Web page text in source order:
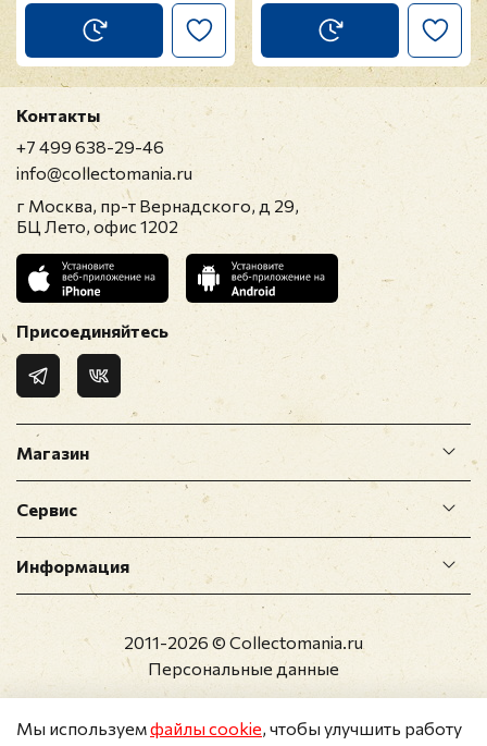
Магазин
Сервис
Информация
Контакты
+7 499 638-29-46
info@collectomania.ru
г Москва, пр-т Вернадского, д 29,
БЦ Лето, офис 1202
Присоединяйтесь
2011-2026 © Collectomania.ru
Персональные данные
Мы используемфайлы cookie, чтобы улучшить работу